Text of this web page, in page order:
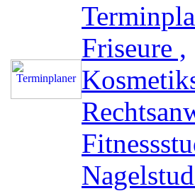
Friseure ,